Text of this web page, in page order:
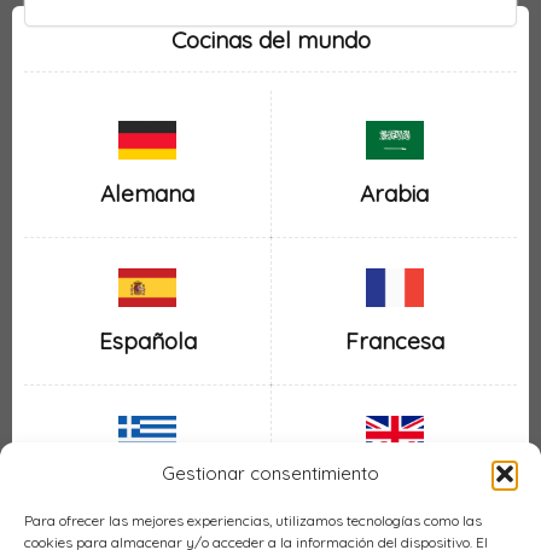
Gestionar consentimiento
Para ofrecer las mejores experiencias, utilizamos tecnologías como las
cookies para almacenar y/o acceder a la información del dispositivo. El
Cocinas del mundo
Alemana Arabia
Española Francesa
Griega Inglesa